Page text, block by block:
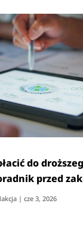
do
przed
| cze 3, 2026